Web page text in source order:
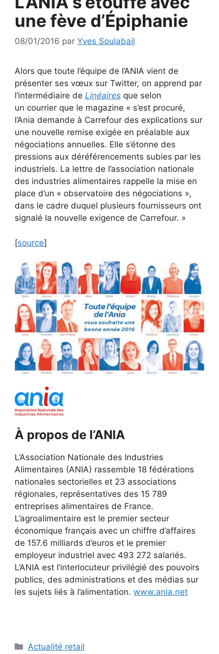
une fève d’Épiphanie
08/01/2016 par Yves Soulabail
Alors que toute l’équipe de l’ANIA vient de
présenter ses vœux sur Twitter, on apprend par
l’intermédiaire de Linéaires que selon
un courrier que le magazine « s’est procuré,
l’Ania demande à Carrefour des explications sur
une nouvelle remise exigée en préalable aux
négociations annuelles. Elle s’étonne des
pressions aux déréférencements subies par les
industriels. La lettre de l’association nationale
des industries alimentaires rappelle la mise en
place d’un « observatoire des négociations »,
dans le cadre duquel plusieurs fournisseurs ont
signalé la nouvelle exigence de Carrefour. »
[source]
À propos de l’ANIA
L’Association Nationale des Industries
Alimentaires (ANIA) rassemble 18 fédérations
nationales sectorielles et 23 associations
régionales, représentatives des 15 789
entreprises alimentaires de France.
L’agroalimentaire est le premier secteur
économique français avec un chiffre d’affaires
de 157.6 milliards d’euros et le premier
employeur industriel avec 493 272 salariés.
L’ANIA est l’interlocuteur privilégié des pouvoirs
publics, des administrations et des médias sur
les sujets liés à l’alimentation. www.ania.net
Catégories
Actualité retail